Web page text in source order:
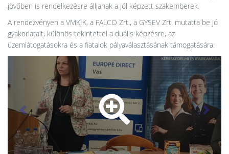
jövőben is rendelkezésre álljanak a jól képzett szakemberek.
A rendezvényen a VMKIK, a FALCO Zrt., a GYSEV Zrt. mutatta be jó
gyakorlatait, különös tekintettel a duális képzésre, az
üzemlátogatásokra és a fiatalok pályaválasztásának támogatására.